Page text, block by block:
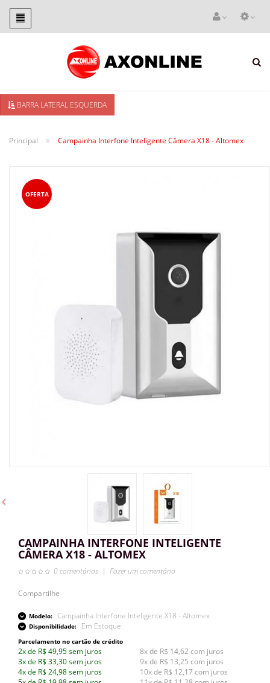
Toggle
navigation
BARRA LATERAL ESQUERDA
Principal Campainha Interfone Inteligente Câmera X18 - Altomex
OFERTA
CAMPAINHA INTERFONE INTELIGENTE
CÂMERA X18 - ALTOMEX
0 comentários | Fazer um comentário
Compartilhe
Modelo: Campainha Interfone Inteligente X18 - Altomex
Disponibilidade: Em Estoque
Parcelamento no cartão de crédito
2x de R$ 49,95 sem juros
3x de R$ 33,30 sem juros
4x de R$ 24,98 sem juros
8x de R$ 14,62 com juros
9x de R$ 13,25 com juros
10x de R$ 12,17 com juros